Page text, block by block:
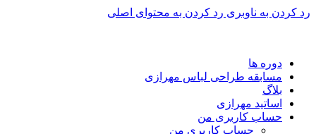
رد کردن به ناوبری رد کردن به محتوای اصلی
دوره ها
مسابقه طراحی لباس مهرازی
بلاگ
اساتید مهرازی
حساب کاربری من
حساب کاربری من